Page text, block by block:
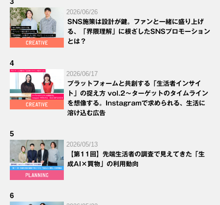
2026/06/26
SNS施策は設計が鍵。ファンと一緒に盛り上げ
る、「界隈理解」に根ざしたSNSプロモーション
とは？
4
2026/06/17
プラットフォームと共創する「生活者インサイ
ト」の捉え方 vol.2～ターゲットのタイムライン
を想像する。Instagramで求められる、生活に
溶け込む広告
5
2026/05/13
【第11回】先端生活者の調査で見えてきた「生
成AI×買物」の利用動向
6